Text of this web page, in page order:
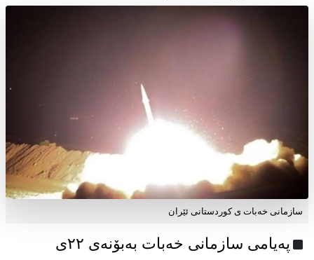
سازمانی خەبات ی کوردستانی ئێران
پەیامی سازمانی خەبات بەبۆنەی ۲۲ی